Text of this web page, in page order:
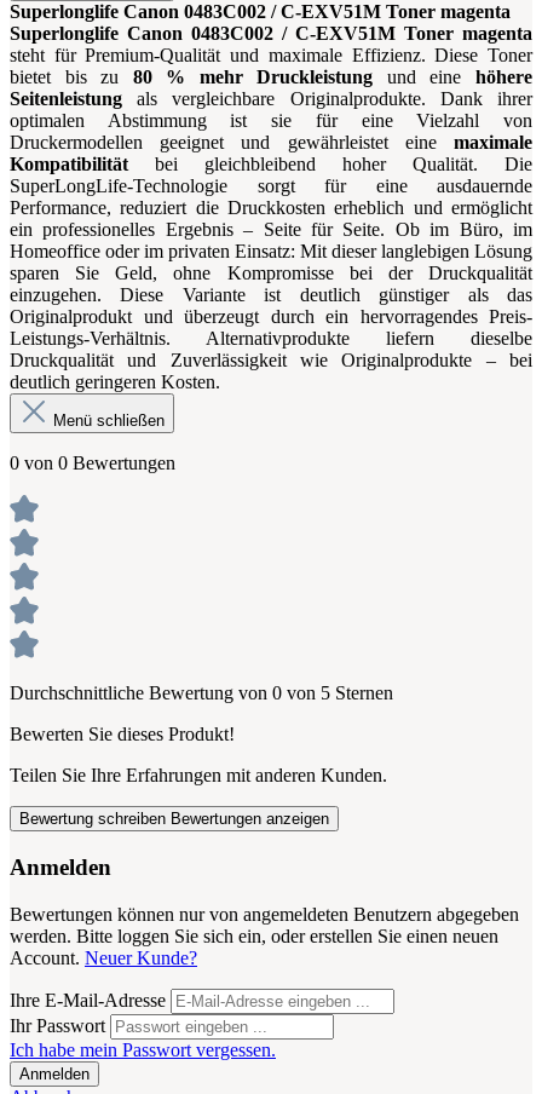
Superlonglife Canon 0483C002 / C-EXV51M Toner magenta
Superlonglife Canon 0483C002 / C-EXV51M Toner magenta
steht für Premium-Qualität und maximale Effizienz. Diese Toner
bietet bis zu 80 % mehr Druckleistung und einehöhere
Seitenleistung als vergleichbare Originalprodukte. Dank ihrer
optimalen Abstimmung ist sie für eine Vielzahl von
Druckermodellen geeignet und gewährleistet eine maximale
Kompatibilitätbei gleichbleibend hoher Qualität. Die
SuperLongLife-Technologie sorgt für eine ausdauernde
Performance, reduziert die Druckkosten erheblich und ermöglicht
ein professionelles Ergebnis – Seite für Seite. Ob im Büro, im
Homeoffice oder im privaten Einsatz: Mit dieser langlebigen Lösung
sparen Sie Geld, ohne Kompromisse bei der Druckqualität
einzugehen. Diese Variante ist deutlich günstiger als das
Originalprodukt und überzeugt durch ein hervorragendes Preis-
Leistungs-Verhältnis. Alternativprodukte liefern dieselbe
Druckqualität und Zuverlässigkeit wie Originalprodukte – bei
deutlich geringeren Kosten.
Menü schließen
0 von 0 Bewertungen
Durchschnittliche Bewertung von 0 von 5 Sternen
Bewerten Sie dieses Produkt!
Teilen Sie Ihre Erfahrungen mit anderen Kunden.
Bewertung schreiben Bewertungen anzeigen
Anmelden
Bewertungen können nur von angemeldeten Benutzern abgegeben
werden. Bitte loggen Sie sich ein, oder erstellen Sie einen neuen
Account. Neuer Kunde?
Ihre E-Mail-Adresse
Ihr Passwort
Ich habe mein Passwort vergessen.
Anmelden